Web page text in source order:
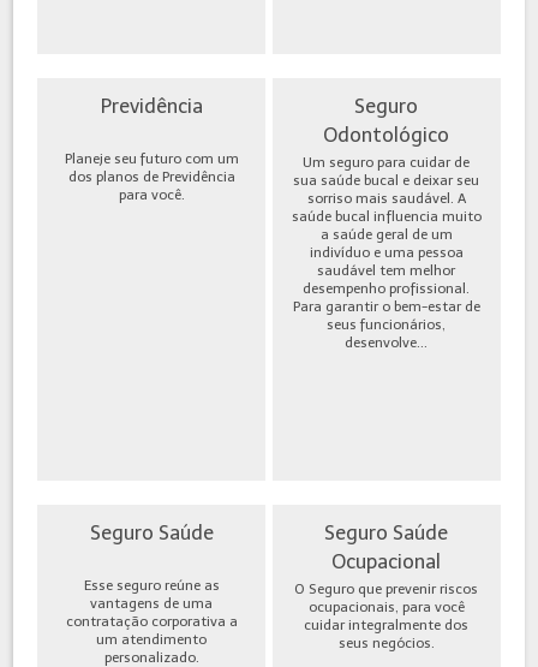
Previdência
Planeje seu futuro com um
dos planos de Previdência
para você.
Seguro
Odontológico
Um seguro para cuidar de
sua saúde bucal e deixar seu
sorriso mais saudável. A
saúde bucal influencia muito
a saúde geral de um
indivíduo e uma pessoa
saudável tem melhor
desempenho profissional.
Para garantir o bem-estar de
seus funcionários,
desenvolve...
Seguro Saúde
Esse seguro reúne as
vantagens de uma
contratação corporativa a
um atendimento
personalizado.
Seguro Saúde
Ocupacional
O Seguro que prevenir riscos
ocupacionais, para você
cuidar integralmente dos
seus negócios.